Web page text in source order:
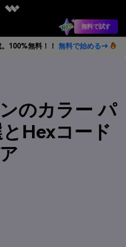
無料で試す
100%無料！！ 無料で始める→
のカラー パ
Hexコード